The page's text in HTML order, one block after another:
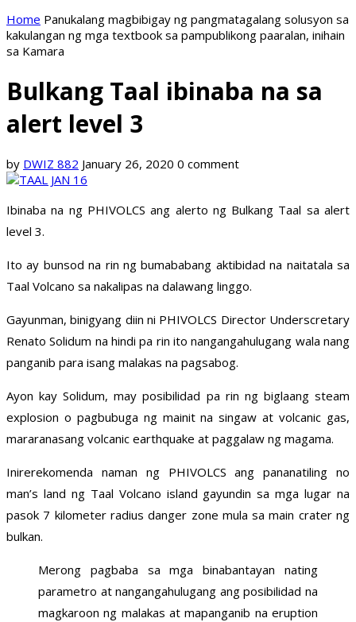
Home Panukalang magbibigay ng pangmatagalang solusyon sa
kakulangan ng mga textbook sa pampublikong paaralan, inihain
sa Kamara
Bulkang Taal ibinaba na sa
alert level 3
by DWIZ 882 January 26, 2020 0 comment
Ibinaba na ng PHIVOLCS ang alerto ng Bulkang Taal sa alert
level 3.
Ito ay bunsod na rin ng bumababang aktibidad na naitatala sa
Taal Volcano sa nakalipas na dalawang linggo.
Gayunman, binigyang diin ni PHIVOLCS Director Underscretary
Renato Solidum na hindi pa rin ito nangangahulugang wala nang
panganib para isang malakas na pagsabog.
Ayon kay Solidum, may posibilidad pa rin ng biglaang steam
explosion o pagbubuga ng mainit na singaw at volcanic gas,
mararanasang volcanic earthquake at paggalaw ng magama.
Inirerekomenda naman ng PHIVOLCS ang pananatiling no
man’s land ng Taal Volcano island gayundin sa mga lugar na
pasok 7 kilometer radius danger zone mula sa main crater ng
bulkan.
Merong pagbaba sa mga binabantayan nating
parametro at nangangahulugang ang posibilidad na
magkaroon ng malakas at mapanganib na eruption